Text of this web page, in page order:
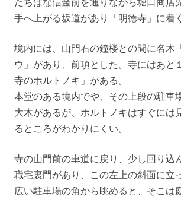
手へ上がる坂道があり「明徳寺」に着く
境内には、山門右の鐘楼との間に名木
ウ」があり、前項とした。寺にはあと
寺のホルトノキ」がある。
本堂のある境内でや、その上段の駐車
大木があるが、ホルトノキはすぐには
るところがわかりにくい。
寺の山門前の車道に戻り、少し回り込
職宅裏門があり、この左上の斜面に立
広い駐車場の角から眺めると、そこは